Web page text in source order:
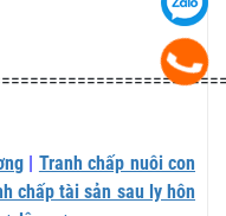
Tranh chấp nuôi con
chấp tài sản sau ly hôn